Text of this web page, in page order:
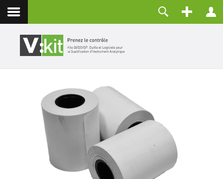
Contact
Mot de passe
Mot de passe perdu ?
Identifiant perdu ?
Créer un compte